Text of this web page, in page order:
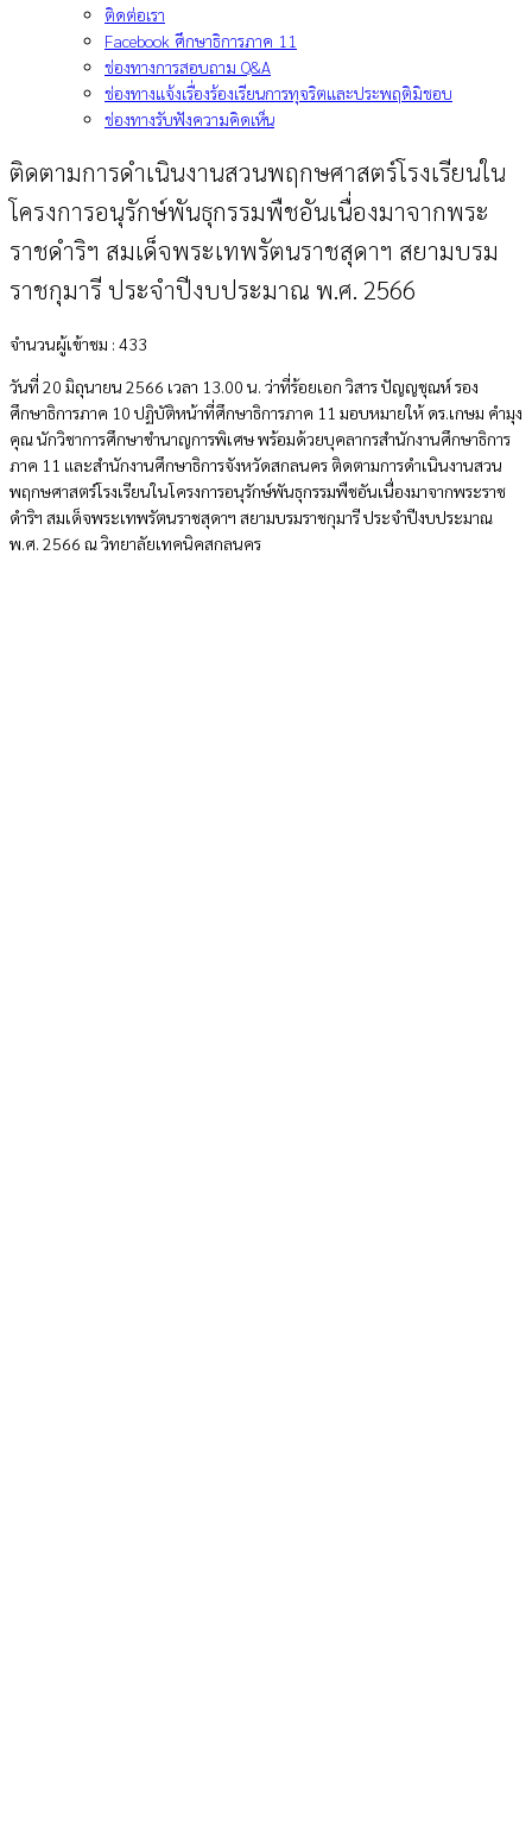
ติดต่อเรา
Facebook ศึกษาธิการภาค 11
ช่องทางการสอบถาม Q&A
ช่องทางแจ้งเรื่องร้องเรียนการทุจริตและประพฤติมิชอบ
ช่องทางรับฟังความคิดเห็น
ติดตามการดำเนินงานสวนพฤกษศาสตร์โรงเรียนใน
โครงการอนุรักษ์พันธุกรรมพืชอันเนื่องมาจากพระ
ราชดำริฯ สมเด็จพระเทพรัตนราชสุดาฯ สยามบรม
ราชกุมารี ประจำปีงบประมาณ พ.ศ. 2566
จำนวนผู้เข้าชม : 433
วันที่ 20 มิถุนายน 2566 เวลา 13.00 น. ว่าที่ร้อยเอก วิสาร ปัญญชุณห์ รอง
ศึกษาธิการภาค 10 ปฏิบัติหน้าที่ศึกษาธิการภาค 11 มอบหมายให้ ดร.เกษม คำมุง
คุณ นักวิชาการศึกษาชำนาญการพิเศษ พร้อมด้วยบุคลากรสำนักงานศึกษาธิการ
ภาค 11 และสำนักงานศึกษาธิการจังหวัดสกลนคร ติดตามการดำเนินงานสวน
พฤกษศาสตร์โรงเรียนในโครงการอนุรักษ์พันธุกรรมพืชอันเนื่องมาจากพระราช
ดำริฯ สมเด็จพระเทพรัตนราชสุดาฯ สยามบรมราชกุมารี ประจำปีงบประมาณ
พ.ศ. 2566 ณ วิทยาลัยเทคนิคสกลนคร